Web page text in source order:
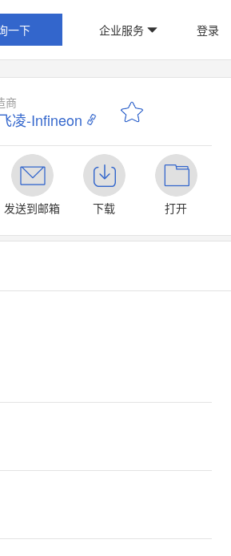
一下 企业服务 登录
商
凌-Infineon
发送到邮箱
下载 打开